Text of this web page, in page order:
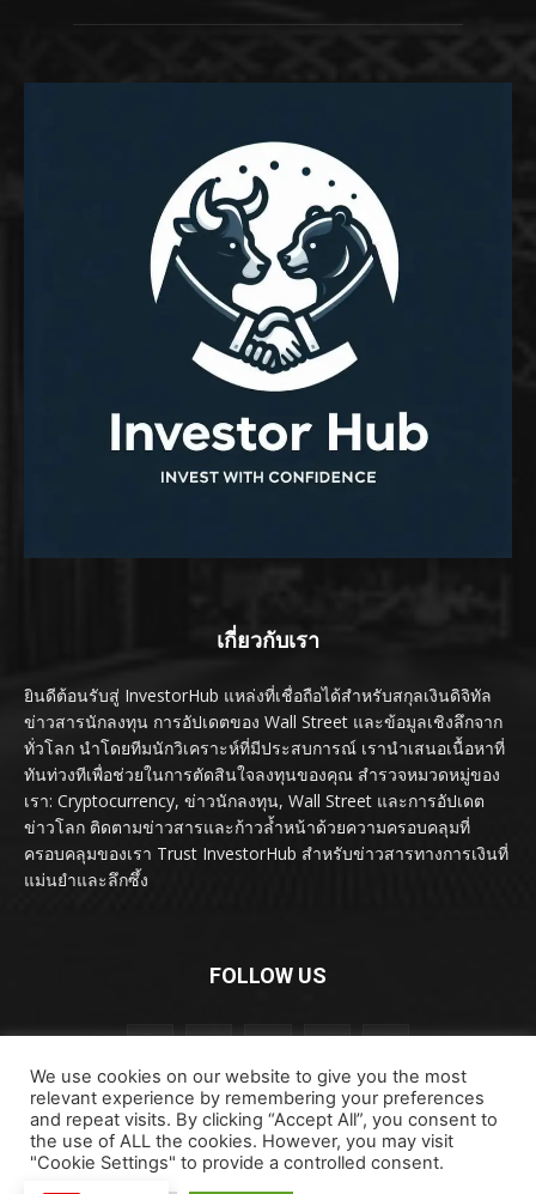
เกี่ยวกับเรา
ยินดีต้อนรับสู่ InvestorHub แหล่งที่เชื่อถือได้สำหรับสกุลเงินดิจิทัล
ข่าวสารนักลงทุน การอัปเดตของ Wall Street และข้อมูลเชิงลึกจาก
ทั่วโลก นำโดยทีมนักวิเคราะห์ที่มีประสบการณ์ เรานำเสนอเนื้อหาที่
ทันท่วงทีเพื่อช่วยในการตัดสินใจลงทุนของคุณ สำรวจหมวดหมู่ของ
เรา: Cryptocurrency, ข่าวนักลงทุน, Wall Street และการอัปเดต
ข่าวโลก ติดตามข่าวสารและก้าวล้ำหน้าด้วยความครอบคลุมที่
ครอบคลุมของเรา Trust InvestorHub สำหรับข่าวสารทางการเงินที่
แม่นยำและลึกซึ้ง
FOLLOW US
ลิขสิทธิ์ © ลิขสิทธิ์ 2024 investorhub.click สงวนลิขสิทธิ์
We use cookies on our website to give you the most
relevant experience by remembering your preferences
and repeat visits. By clicking “Accept All”, you consent to
the use of ALL the cookies. However, you may visit
"Cookie Settings" to provide a controlled consent.